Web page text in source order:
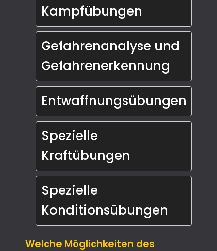
Kampfübungen
Gefahrenanalyse und
Gefahrenerkennung
Entwaffnungsübungen
Spezielle
Kraftübungen
Spezielle
Konditionsübungen
Welche Möglichkeiten des